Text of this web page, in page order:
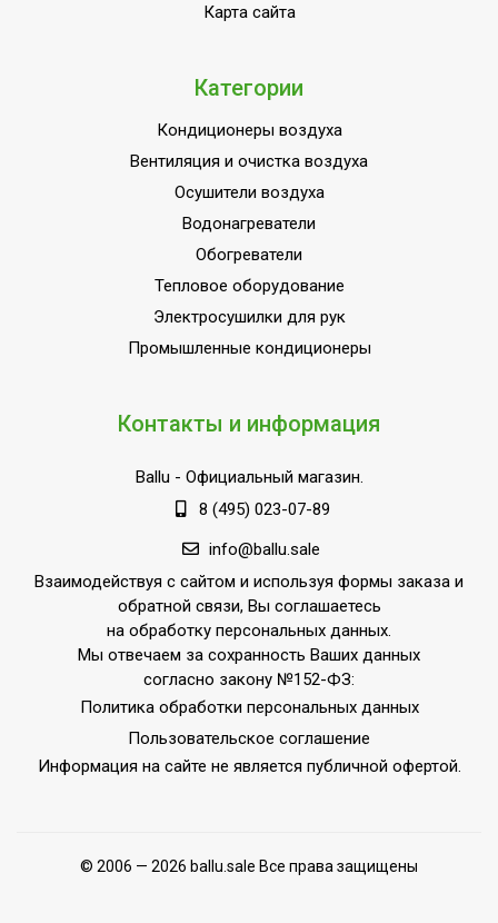
Карта сайта
Категории
Кондиционеры воздуха
Вентиляция и очистка воздуха
Осушители воздуха
Водонагреватели
Обогреватели
Тепловое оборудование
Электросушилки для рук
Промышленные кондиционеры
Контакты и информация
Ballu - Официальный магазин.
8 (495) 023-07-89
info@ballu.sale
Взаимодействуя с сайтом и используя формы заказа и
обратной связи, Вы соглашаетесь
на обработку персональных данных.
Мы отвечаем за сохранность Ваших данных
согласно закону №152-ФЗ:
Политика обработки персональных данных
Пользовательское соглашение
Информация на сайте не является публичной офертой.
© 2006 — 2026 ballu.sale Все права защищены